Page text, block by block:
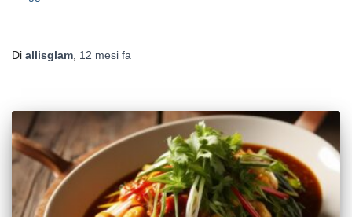
Di allisglam, 12 mesi fa